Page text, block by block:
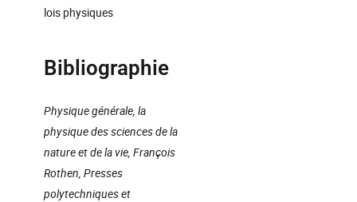
lois physiques
Bibliographie
Physique générale, la
physique des sciences de la
nature et de la vie, François
Rothen, Presses
polytechniques et